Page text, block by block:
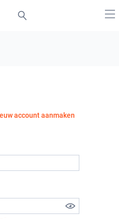
account aanmaken